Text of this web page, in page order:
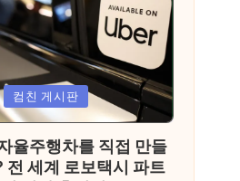
컴친 게시판
율주행차를 직접 만들
전 세계 로보택시 파트